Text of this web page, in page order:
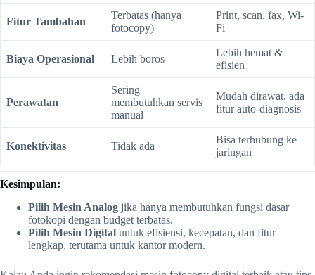
Fitur Tambahan
Terbatas (hanya
fotocopy)
Print, scan, fax, Wi-
Fi
Biaya Operasional Lebih boros
Lebih hemat &
efisien
Perawatan
Sering
membutuhkan servis
manual
Mudah dirawat, ada
fitur auto-diagnosis
Konektivitas Tidak ada
Bisa terhubung ke
jaringan
Kesimpulan:
Pilih Mesin Analog jika hanya membutuhkan fungsi dasar
fotokopi dengan budget terbatas.
Pilih Mesin Digital untuk efisiensi, kecepatan, dan fitur
lengkap, terutama untuk kantor modern.